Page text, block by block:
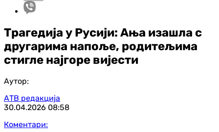
Трагедија у Русији: Ања изашла с
другарима напоље, родитељима
стигле најгоре вијести
Аутор:
АТВ редакција
30.04.2026 08:58
Коментари: